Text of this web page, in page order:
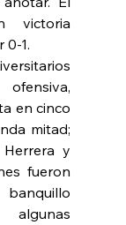
victoria
0-1.
en cinco
mitad;
y
fueron